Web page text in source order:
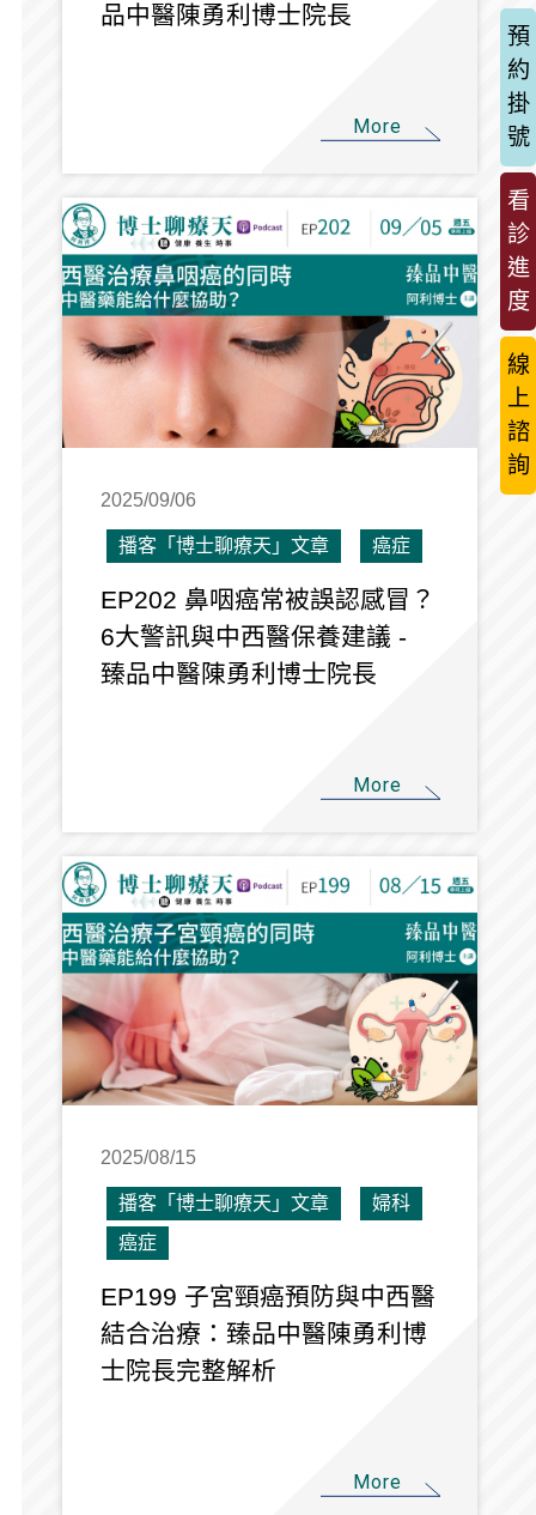
預
約
掛
號
看
診
進
度
線
上
諮
詢
品中醫陳勇利博士院長
More
2025/09/06
播客「博士聊療天」文章 癌症
EP202 鼻咽癌常被誤認感冒？
6大警訊與中西醫保養建議 -
臻品中醫陳勇利博士院長
More
2025/08/15
播客「博士聊療天」文章
婦科
癌症
EP199 子宮頸癌預防與中西醫
結合治療：臻品中醫陳勇利博
士院長完整解析
More